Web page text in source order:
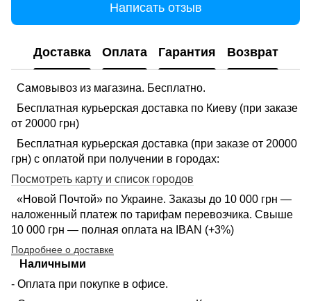
Написать отзыв
Доставка Оплата Гарантия Возврат
Самовывоз из магазина. Бесплатно.
Бесплатная курьерская доставка по Киеву (при заказе
от 20000 грн)
Бесплатная курьерская доставка (при заказе от 20000
грн) с оплатой при получении в городах:
Посмотреть карту и список городов
«Новой Почтой» по Украине. Заказы до 10 000 грн —
наложенный платеж по тарифам перевозчика. Свыше
10 000 грн — полная оплата на IBAN (+3%)
Подробнее о доставке
Наличными
- Оплата при покупке в офисе.